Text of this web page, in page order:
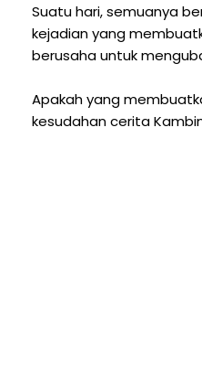
Suatu hari, semuanya
kejadian yang
berusaha untuk
Apakah yang
kesudahan cerita